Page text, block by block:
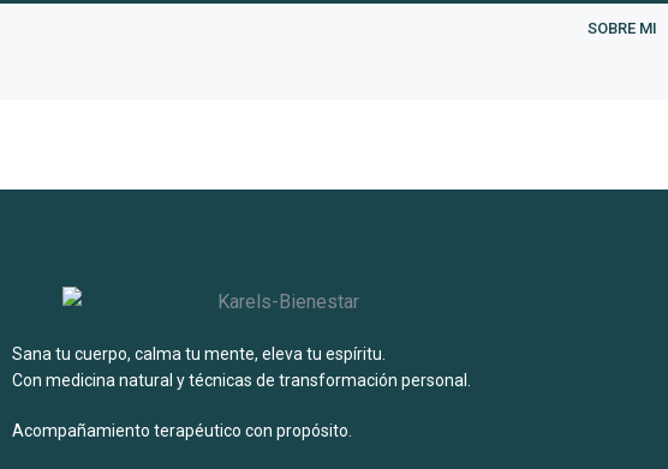
SOBRE MI
Sana tu cuerpo, calma tu mente, eleva tu espíritu.
Con medicina natural y técnicas de transformación personal.
Acompañamiento terapéutico con propósito.